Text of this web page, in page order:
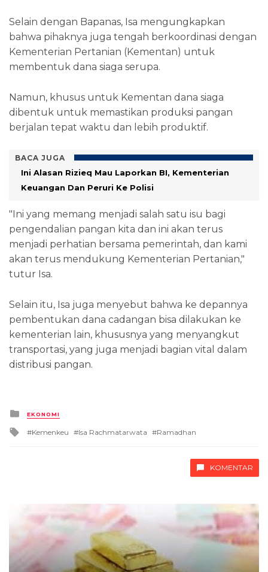
Selain dengan Bapanas, Isa mengungkapkan
bahwa pihaknya juga tengah berkoordinasi dengan
Kementerian Pertanian (Kementan) untuk
membentuk dana siaga serupa.
Namun, khusus untuk Kementan dana siaga
dibentuk untuk memastikan produksi pangan
berjalan tepat waktu dan lebih produktif.
BACA JUGA
Ini Alasan Rizieq Mau Laporkan BI, Kementerian
Keuangan Dan Peruri Ke Polisi
"Ini yang memang menjadi salah satu isu bagi
pengendalian pangan kita dan ini akan terus
menjadi perhatian bersama pemerintah, dan kami
akan terus mendukung Kementerian Pertanian,"
tutur Isa.
Selain itu, Isa juga menyebut bahwa ke depannya
pembentukan dana cadangan bisa dilakukan ke
kementerian lain, khususnya yang menyangkut
transportasi, yang juga menjadi bagian vital dalam
distribusi pangan.
Posted
in
EKONOMI
Tagged
Kemenkeu Isa Rachmatarwata Ramadhan
KOMENTAR